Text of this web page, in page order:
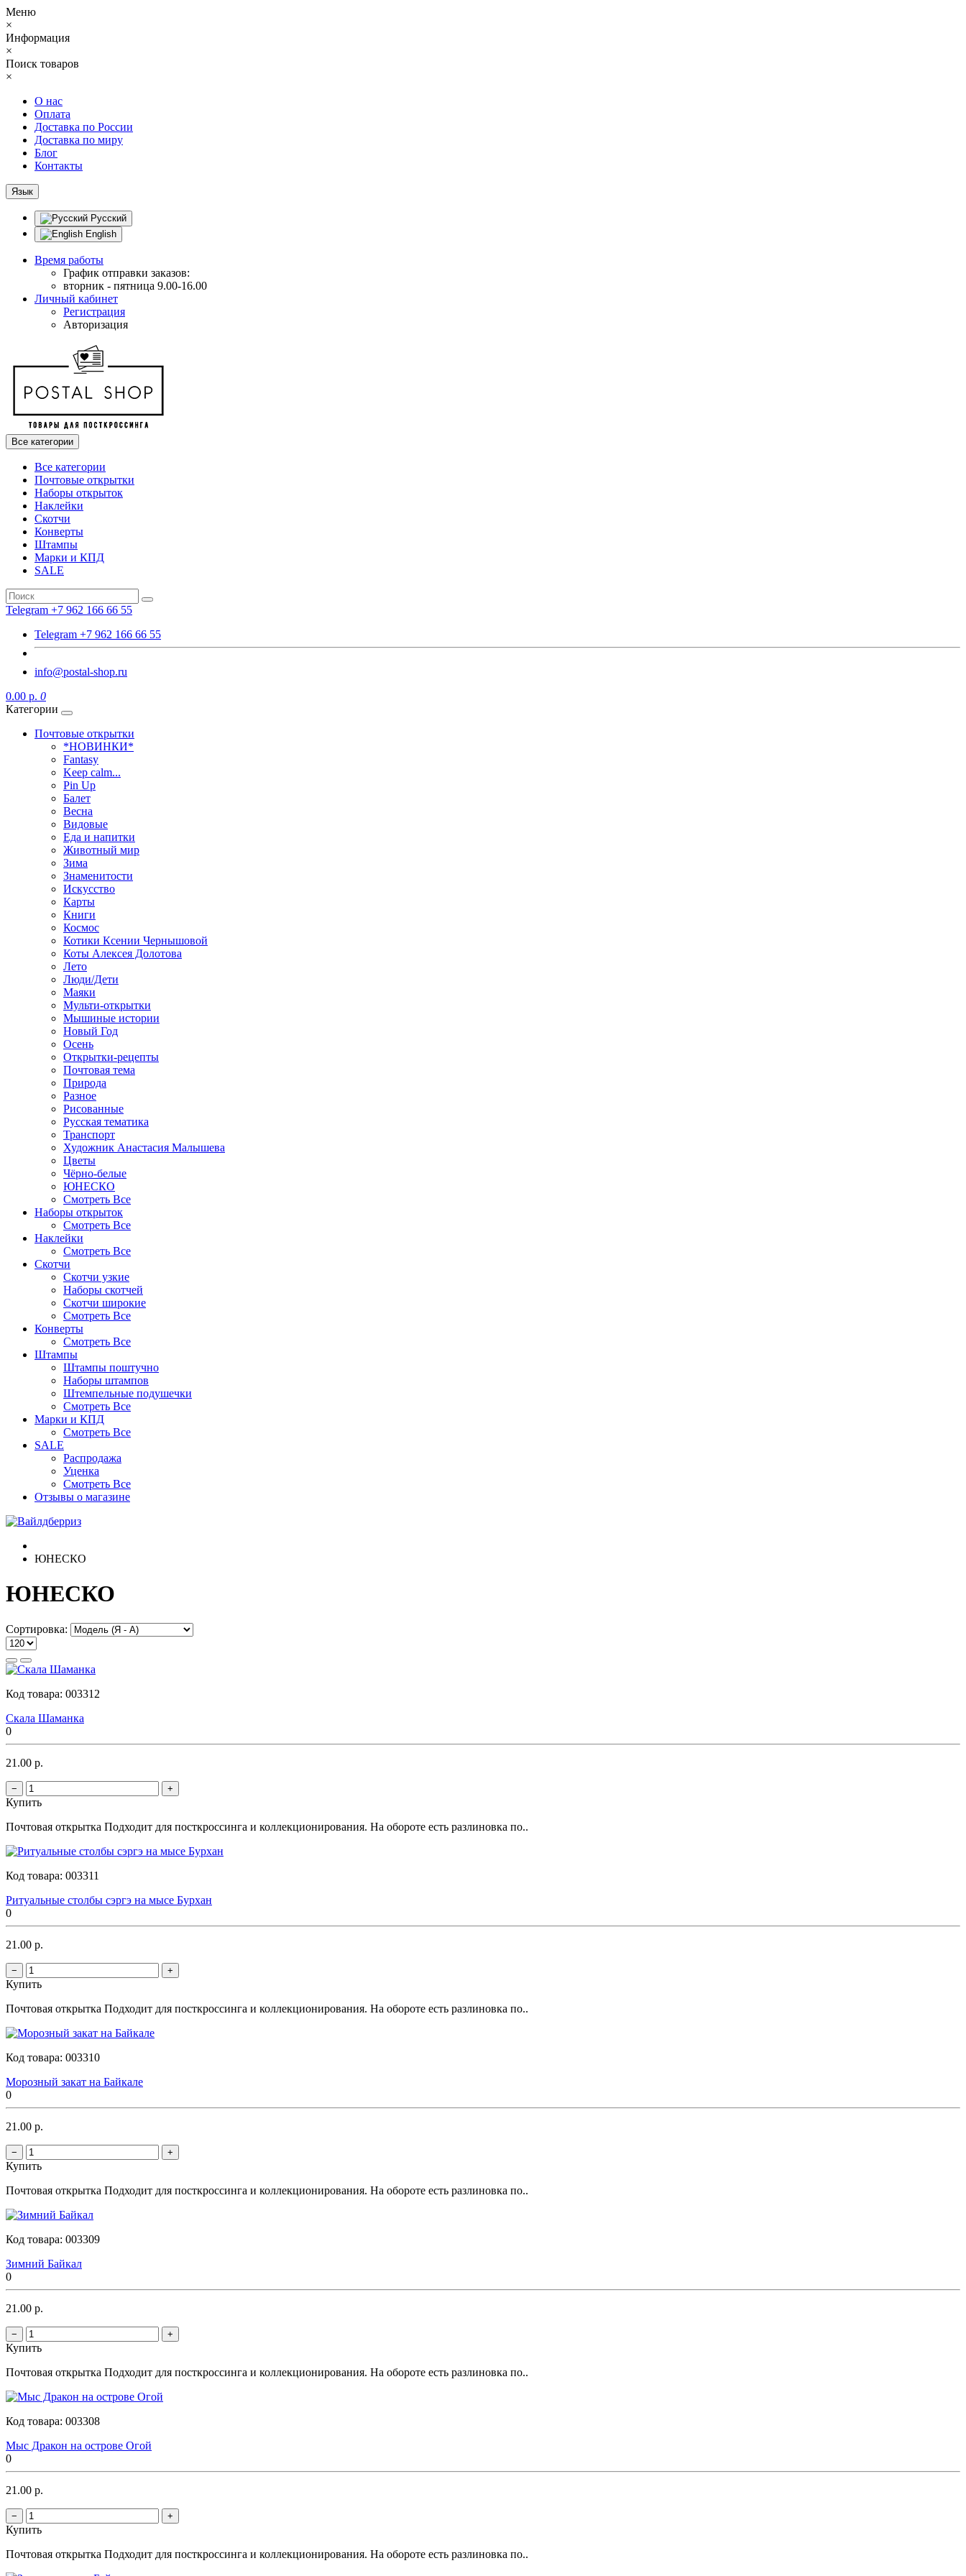
Меню
×
Информация
×
Поиск товаров
×
О нас
Оплата
Доставка по России
Доставка по миру
Блог
Контакты
Язык
Русский
English
Время работы
График отправки заказов:
вторник - пятница 9.00-16.00
Личный кабинет
Регистрация
Авторизация
Все категории
Все категории
Почтовые открытки
Наборы открыток
Наклейки
Скотчи
Конверты
Штампы
Марки и КПД
SALE
Telegram +7 962 166 66 55
Telegram +7 962 166 66 55
info@postal-shop.ru
0.00 р. 0
Категории
Почтовые открытки
*НОВИНКИ*
Fantasy
Keep calm...
Pin Up
Балет
Весна
Видовые
Еда и напитки
Животный мир
Зима
Знаменитости
Искусство
Карты
Книги
Космос
Котики Ксении Чернышовой
Коты Алексея Долотова
Лето
Люди/Дети
Маяки
Мульти-открытки
Мышиные истории
Новый Год
Осень
Открытки-рецепты
Почтовая тема
Природа
Разное
Рисованные
Русская тематика
Транспорт
Художник Анастасия Малышева
Цветы
Чёрно-белые
ЮНЕСКО
Смотреть Все
Наборы открыток
Смотреть Все
Наклейки
Смотреть Все
Скотчи
Скотчи узкие
Наборы скотчей
Скотчи широкие
Смотреть Все
Конверты
Смотреть Все
Штампы
Штампы поштучно
Наборы штампов
Штемпельные подушечки
Смотреть Все
Марки и КПД
Смотреть Все
SALE
Распродажа
Уценка
Смотреть Все
Отзывы о магазине
ЮНЕСКО
ЮНЕСКО
Сортировка:
Код товара: 003312
Скала Шаманка
0
21.00 р.
− +
Купить
Почтовая открытка Подходит для посткроссинга и коллекционирования. На обороте есть разлиновка по..
Код товара: 003311
Ритуальные столбы сэргэ на мысе Бурхан
0
21.00 р.
− +
Купить
Почтовая открытка Подходит для посткроссинга и коллекционирования. На обороте есть разлиновка по..
Код товара: 003310
Морозный закат на Байкале
0
21.00 р.
− +
Купить
Почтовая открытка Подходит для посткроссинга и коллекционирования. На обороте есть разлиновка по..
Код товара: 003309
Зимний Байкал
0
21.00 р.
− +
Купить
Почтовая открытка Подходит для посткроссинга и коллекционирования. На обороте есть разлиновка по..
Код товара: 003308
Мыс Дракон на острове Огой
0
21.00 р.
− +
Купить
Почтовая открытка Подходит для посткроссинга и коллекционирования. На обороте есть разлиновка по..